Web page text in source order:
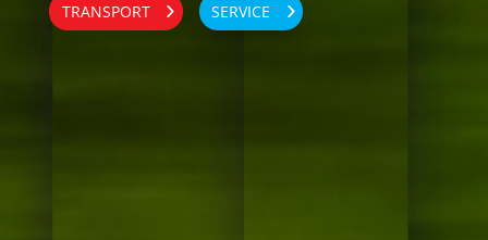
TRANSPORT SERVICE